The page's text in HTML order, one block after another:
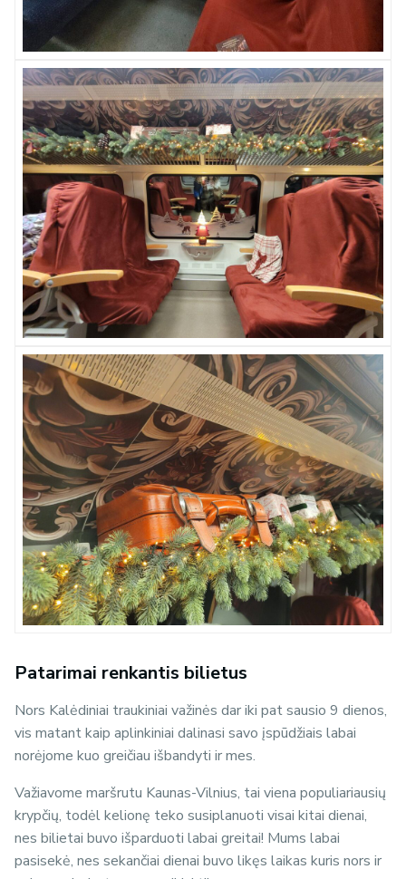
Patarimai renkantis bilietus
Nors Kalėdiniai traukiniai važinės dar iki pat sausio 9 dienos,
vis matant kaip aplinkiniai dalinasi savo įspūdžiais labai
norėjome kuo greičiau išbandyti ir mes.
Važiavome maršrutu Kaunas-Vilnius, tai viena populiariausių
krypčių, todėl kelionę teko susiplanuoti visai kitai dienai,
nes bilietai buvo išparduoti labai greitai! Mums labai
pasisekė, nes sekančiai dienai buvo likęs laikas kuris nors ir